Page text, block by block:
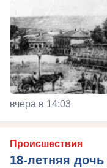
вчера в 14:03
Происшествия
18-летняя